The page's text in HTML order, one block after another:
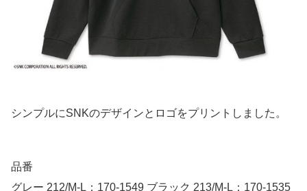
シンプルにSNKのデザインとロゴをプリントしました。
品番
グレー 212/M-L：170-1549 ブラック 213/M-L：170-1535